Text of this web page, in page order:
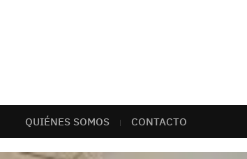
QUIÉNES SOMOS CONTACTO